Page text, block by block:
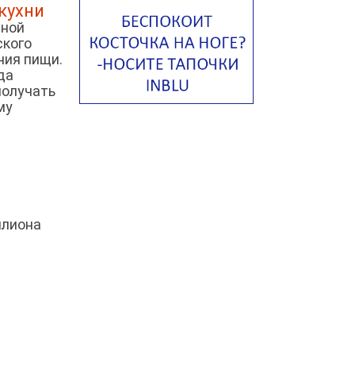
пищи.
Американский суп из красной
фасоли с сальсой гуакамоле
Острый чечевичный суп с
кремом из петрушки
Суп с лапшой рамен в